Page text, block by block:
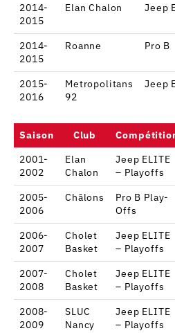
2014-
2015
Elan Chalon Jeep
2014-
2015
Roanne Pro B
2015-
2016
Metropolitans
92
Jeep
Saison Club
2001-
2002
Elan
Chalon
Jeep ELITE
– Playoffs
2005-
2006
Châlons
Pro B Play-
Offs
2006-
2007
Cholet
Basket
Jeep ELITE
– Playoffs
2007-
2008
Cholet
Basket
Jeep ELITE
– Playoffs
2008-
2009
SLUC
Nancy
Jeep ELITE
– Playoffs